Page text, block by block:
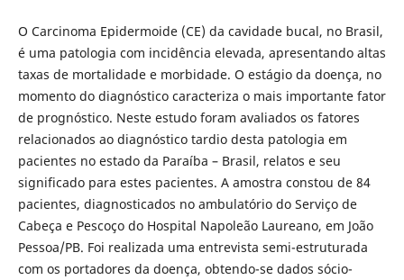
O Carcinoma Epidermoide (CE) da cavidade bucal, no Brasil,
é uma patologia com incidência elevada, apresentando altas
taxas de mortalidade e morbidade. O estágio da doença, no
momento do diagnóstico caracteriza o mais importante fator
de prognóstico. Neste estudo foram avaliados os fatores
relacionados ao diagnóstico tardio desta patologia em
pacientes no estado da Paraíba – Brasil, relatos e seu
significado para estes pacientes. A amostra constou de 84
pacientes, diagnosticados no ambulatório do Serviço de
Cabeça e Pescoço do Hospital Napoleão Laureano, em João
Pessoa/PB. Foi realizada uma entrevista semi-estruturada
com os portadores da doença, obtendo-se dados sócio-